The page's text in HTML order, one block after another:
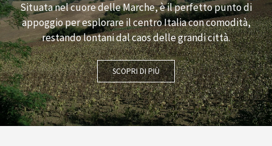
Situata nel cuore delle Marche, è il perfetto punto di
appoggio per esplorare il centro Italia con comodità,
restando lontani dal caos delle grandi città.
SCOPRI DI PIÙ